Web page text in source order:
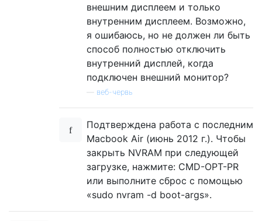
внешним дисплеем и только
внутренним дисплеем. Возможно,
я ошибаюсь, но не должен ли быть
способ полностью отключить
внутренний дисплей, когда
подключен внешний монитор?
веб-червь
Подтверждена работа с последним
Macbook Air (июнь 2012 г.). Чтобы
закрыть NVRAM при следующей
загрузке, нажмите: CMD-OPT-PR
или выполните сброс с помощью
«sudo nvram -d boot-args».